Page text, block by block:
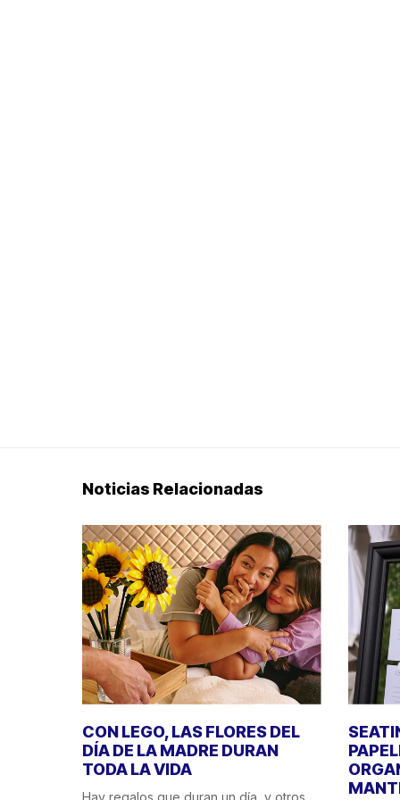
Noticias Relacionadas
CON LEGO, LAS FLORES DEL
DÍA DE LA MADRE DURAN
TODA LA VIDA
Hay regalos que duran un día, y otros